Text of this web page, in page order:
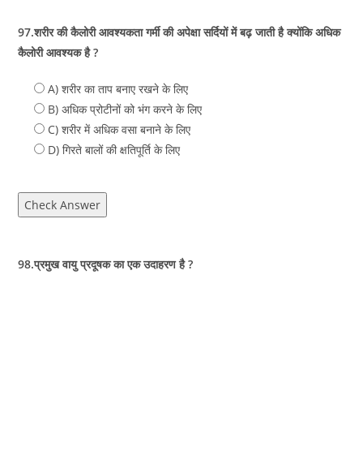
97.शरीर की कैलोरी आवश्यकता गर्मी की अपेक्षा सर्दियों में बढ़ जाती है क्योंकि अधिक
कैलोरी आवश्यक है ?
A) शरीर का ताप बनाए रखने के लिए
B) अधिक प्रोटीनों को भंग करने के लिए
C) शरीर में अधिक वसा बनाने के लिए
D) गिरते बालों की क्षतिपूर्ति के लिए
Check Answer
98.प्रमुख वायु प्रदूषक का एक उदाहरण है ?